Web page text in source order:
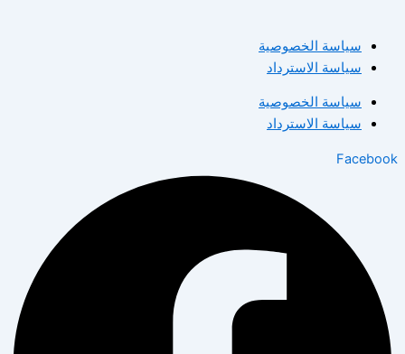
سياسة الخصوصية
سياسة الاسترداد
سياسة الخصوصية
سياسة الاسترداد
Facebook